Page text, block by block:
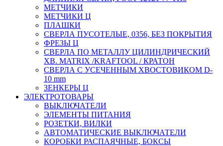
МЕТЧИКИ
МЕТЧИКИ Ц
ПЛАШКИ
СВЕРЛА ПУСОТЕЛЫЕ, 0356, БЕЗ ПОКРЫТИЯ
ФРЕЗЫ Ц
СВЕРЛА ПО МЕТАЛЛУ ЦИЛИНДРИЧЕСКИЙ
ХВ. MATRIX /KRAFTOOL / КРАТОН
СВЕРЛА С УСЕЧЕННЫМ ХВОСТОВИКОМ D-
10 mm
ЗЕНКЕРЫ Ц
ЭЛЕКТРОТОВАРЫ
ВЫКЛЮЧАТЕЛИ
ЭЛЕМЕНТЫ ПИТАНИЯ
РОЗЕТКИ, ВИЛКИ
АВТОМАТИЧЕСКИЕ ВЫКЛЮЧАТЕЛИ
КОРОБКИ РАСПАЯЧНЫЕ, БОКСЫ